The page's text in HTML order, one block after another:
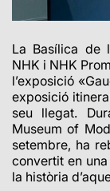
La Basílica de
NHK i NHK
l’exposició
exposició
seu llegat.
Museum of
setembre, ha
convertit en
la història